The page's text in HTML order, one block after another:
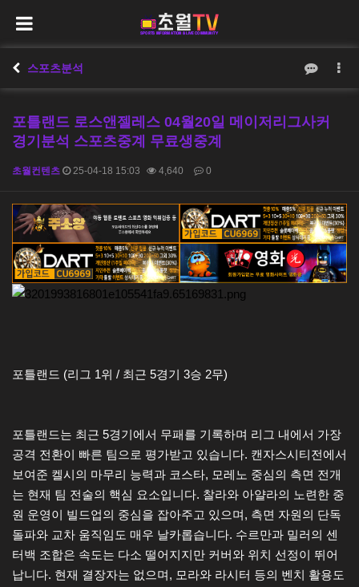
스포츠분석
포틀랜드 로스앤젤레스 04월20일 메이저리그사커
경기분석 스포츠중계 무료생중계
초월컨텐츠 25-04-18 15:03 4,640 0
본문
포틀랜드 (리그 1위 / 최근 5경기 3승 2무)
포틀랜드는 최근 5경기에서 무패를 기록하며 리그 내에서 가장
공격 전환이 빠른 팀으로 평가받고 있습니다. 캔자스시티전에서
보여준 켈시의 마무리 능력과 코스타, 모레노 중심의 측면 전개
는 현재 팀 전술의 핵심 요소입니다. 찰라와 아얄라의 노련한 중
원 운영이 빌드업의 중심을 잡아주고 있으며, 측면 자원의 단독
돌파와 교차 움직임도 매우 날카롭습니다. 수르만과 밀러의 센
터백 조합은 속도는 다소 떨어지지만 커버와 위치 선정이 뛰어
납니다. 현재 결장자는 없으며, 모라와 라시터 등의 벤치 활용도